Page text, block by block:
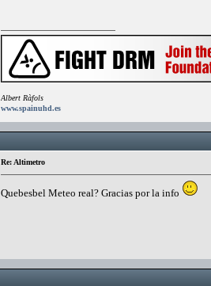
Albert Ràfols
www.spainuhd.es
Re: Altimetro
Quebesbel Meteo real? Gracias por la info